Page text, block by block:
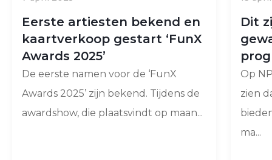
Eerste artiesten bekend en
kaartverkoop gestart ‘FunX
Awards 2025’
De eerste namen voor de ‘FunX
Awards 2025’ zijn bekend. Tijdens de
awardshow, die plaatsvindt op maan...
Dit
Op
zien
ma...